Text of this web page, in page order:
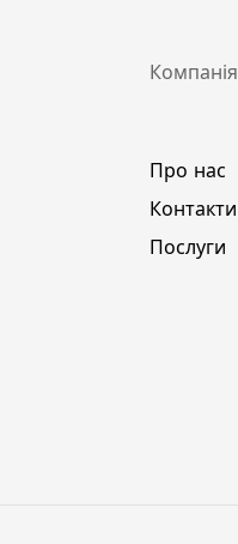
Компанія
Про нас
Контакти
Послуги